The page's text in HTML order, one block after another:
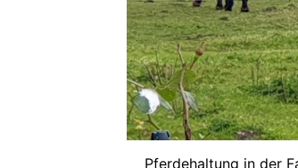
Pferdehaltung in der